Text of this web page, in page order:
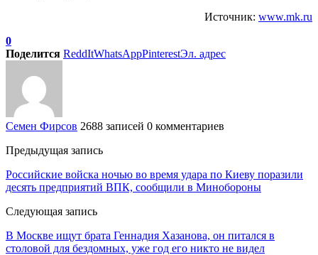
Источник: www.mk.ru
0
Поделится ReddItWhatsAppPinterestЭл. адрес
Семен Фирсов 2688 записей 0 комментариев
Предыдущая запись
Российские войска ночью во время удара по Киеву поразили
десять предприятий ВПК, сообщили в Минобороны
Следующая запись
В Москве ищут брата Геннадия Хазанова, он питался в
столовой для бездомных, уже год его никто не видел